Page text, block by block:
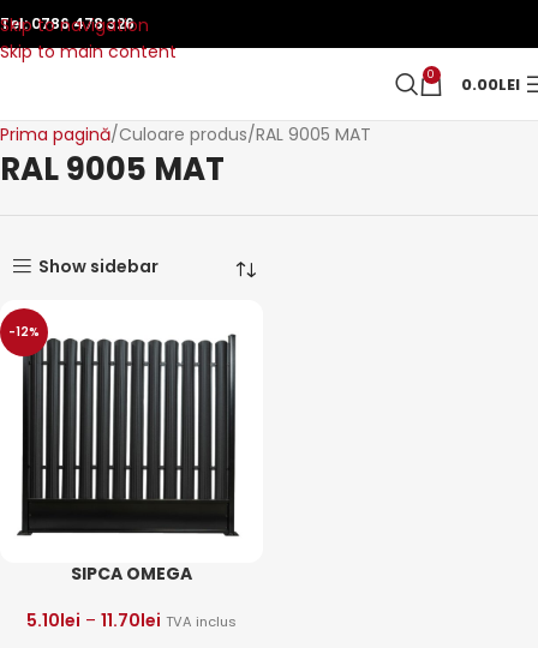
Skip to navigation
Skip to main content
Tel:0786 478 326
0 0.00LEI
Prima pagină Culoare produs RAL 9005 MAT
RAL 9005 MAT
Show sidebar
-12%
SIPCA OMEGA
5.10lei – 11.70lei TVA inclus